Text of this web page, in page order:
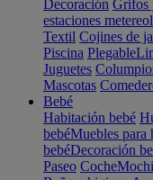
Decoración Grifos
estaciones
Textil Cojines de
Piscina Plegable
Juguetes
Mascotas
Bebé
Habitación bebé
bebéMuebles para
bebéDecoración
Paseo Coche